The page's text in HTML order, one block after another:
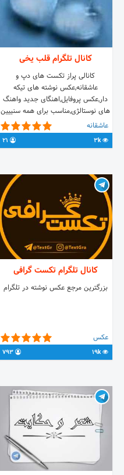
کانال تلگرام قلب یخی
کانالی پراز تکست های دپ و
عاشقانه,عکس نوشته های تیکه
دار,عکس پروفایل,اهنگای جدید واهنگ
های نوستالژی,مناسب برای همه سنییین
عاشقانه
3k
کانال تلگرام تکست گرافی
بزرگترین مرجع عکس نوشته در تلگرام
عکس
19k